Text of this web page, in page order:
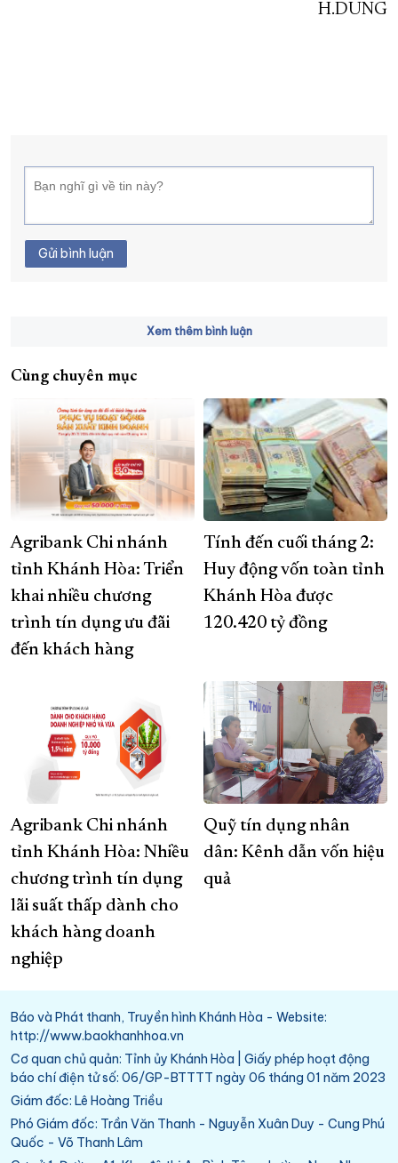
H.DUNG
Gửi bình luận
Xem thêm bình luận
Cùng chuyên mục
Agribank Chi nhánh
tỉnh Khánh Hòa: Triển
khai nhiều chương
trình tín dụng ưu đãi
đến khách hàng
Tính đến cuối tháng 2:
Huy động vốn toàn tỉnh
Khánh Hòa được
120.420 tỷ đồng
Agribank Chi nhánh
tỉnh Khánh Hòa: Nhiều
chương trình tín dụng
lãi suất thấp dành cho
khách hàng doanh
nghiệp
Quỹ tín dụng nhân
dân: Kênh dẫn vốn hiệu
quả
Báo và Phát thanh, Truyền hình Khánh Hòa - Website:
http://www.baokhanhhoa.vn
Cơ quan chủ quản: Tỉnh ủy Khánh Hòa | Giấy phép hoạt động
báo chí điện tử số: 06/GP-BTTTT ngày 06 tháng 01 năm 2023
Giám đốc: Lê Hoàng Triều
Phó Giám đốc: Trần Văn Thanh - Nguyễn Xuân Duy - Cung Phú
Quốc - Võ Thanh Lâm